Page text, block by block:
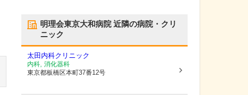
明理会東京大和病院近隣の病院・クリ
ニック
太田内科クリニック
内科, 消化器科
東京都板橋区本町37番12号